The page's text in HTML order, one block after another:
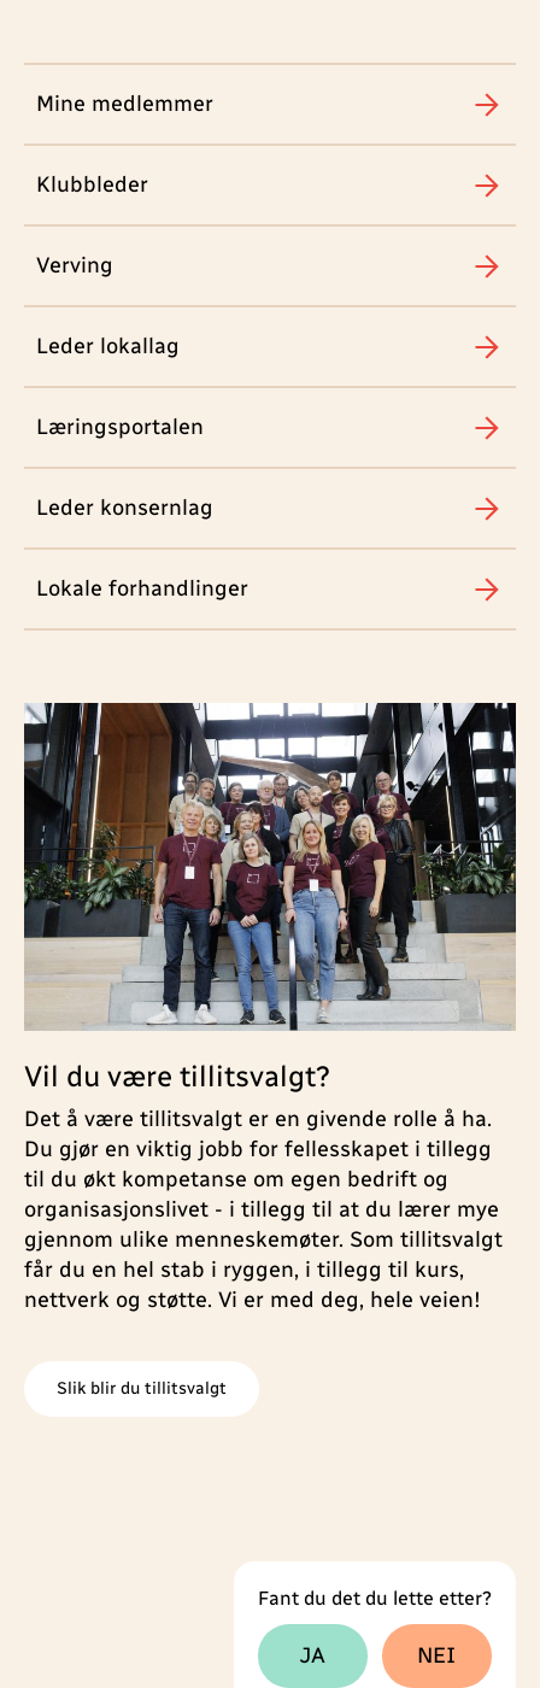
Mine medlemmer
Klubbleder
Verving
Leder lokallag
Læringsportalen
Leder konsernlag
Lokale forhandlinger
Vil du være tillitsvalgt?
Det å være tillitsvalgt er en givende rolle å ha.
Du gjør en viktig jobb for fellesskapet i tillegg
til du økt kompetanse om egen bedrift og
organisasjonslivet - i tillegg til at du lærer mye
gjennom ulike menneskemøter. Som tillitsvalgt
får du en hel stab i ryggen, i tillegg til kurs,
nettverk og støtte. Vi er med deg, hele veien!
Slik blir du tillitsvalgt
Fant du det du lette etter?
Tilbakemeldingsskjema
JA NEI